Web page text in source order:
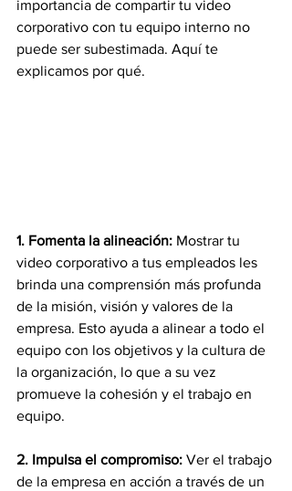
importancia de compartir tu video
corporativo con tu equipo interno no
puede ser subestimada. Aquí te
explicamos por qué.
1. Fomenta la alineación: Mostrar tu
video corporativo a tus empleados les
brinda una comprensión más profunda
de la misión, visión y valores de la
empresa. Esto ayuda a alinear a todo el
equipo con los objetivos y la cultura de
la organización, lo que a su vez
promueve la cohesión y el trabajo en
equipo.
2. Impulsa el compromiso: Ver el trabajo
de la empresa en acción a través de un